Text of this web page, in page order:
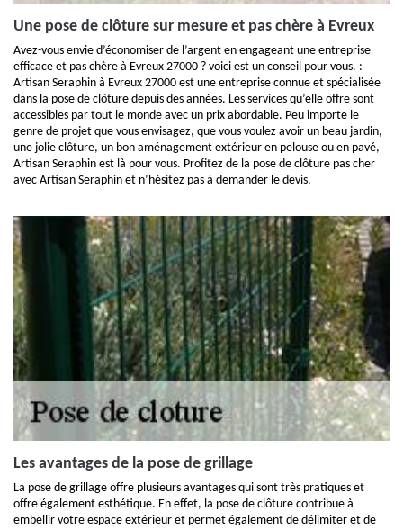
Une pose de clôture sur mesure et pas chère à Evreux
Avez-vous envie d’économiser de l’argent en engageant une entreprise
efficace et pas chère à Evreux 27000 ? voici est un conseil pour vous. :
Artisan Seraphin à Evreux 27000 est une entreprise connue et spécialisée
dans la pose de clôture depuis des années. Les services qu’elle offre sont
accessibles par tout le monde avec un prix abordable. Peu importe le
genre de projet que vous envisagez, que vous voulez avoir un beau jardin,
une jolie clôture, un bon aménagement extérieur en pelouse ou en pavé,
Artisan Seraphin est là pour vous. Profitez de la pose de clôture pas cher
avec Artisan Seraphin et n’hésitez pas à demander le devis.
Les avantages de la pose de grillage
La pose de grillage offre plusieurs avantages qui sont très pratiques et
offre également esthétique. En effet, la pose de clôture contribue à
embellir votre espace extérieur et permet également de délimiter et de